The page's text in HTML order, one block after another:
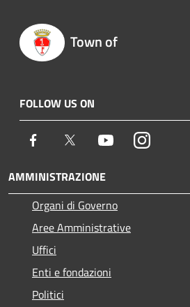
Town of
FOLLOW US ON
Facebook Twitter YoutubeInstagram
AMMINISTRAZIONE
Organi di Governo
Aree Amministrative
Uffici
Enti e fondazioni
Politici